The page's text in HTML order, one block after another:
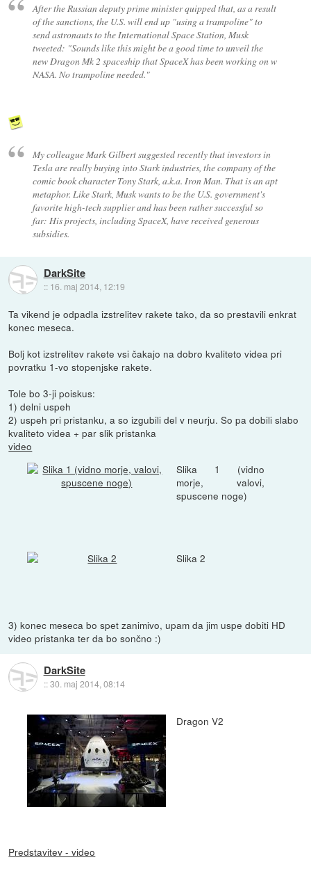
After the Russian deputy prime minister quipped that, as a result
of the sanctions, the U.S. will end up "using a trampoline" to
send astronauts to the International Space Station, Musk
tweeted: "Sounds like this might be a good time to unveil the
new Dragon Mk 2 spaceship that SpaceX has been working on w
NASA. No trampoline needed."
My colleague Mark Gilbert suggested recently that investors in
Tesla are really buying into Stark industries, the company of the
comic book character Tony Stark, a.k.a. Iron Man. That is an apt
metaphor. Like Stark, Musk wants to be the U.S. government's
favorite high-tech supplier and has been rather successful so
far: His projects, including SpaceX, have received generous
subsidies.
DarkSite
:: 16. maj 2014, 12:19
Ta vikend je odpadla izstrelitev rakete tako, da so prestavili enkrat
konec meseca.
Bolj kot izstrelitev rakete vsi čakajo na dobro kvaliteto videa pri
povratku 1-vo stopenjske rakete.
Tole bo 3-ji poiskus:
1) delni uspeh
2) uspeh pri pristanku, a so izgubili del v neurju. So pa dobili slabo
kvaliteto videa + par slik pristanka
video
Slika 1 (vidno
morje, valovi,
spuscene noge)
Slika 2
3) konec meseca bo spet zanimivo, upam da jim uspe dobiti HD
video pristanka ter da bo sončno :)
DarkSite
::30. maj 2014, 08:14
Dragon V2
Predstavitev - video